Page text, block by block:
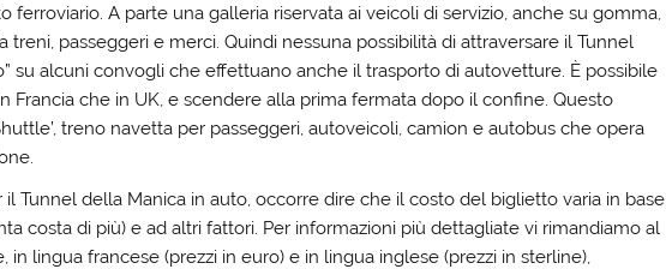
ferroviario. A parte una galleria riservata ai veicoli di servizio, anche su gomma,
passeggeri e merci. Quindi nessuna possibilità di attraversare il Tunnel
su alcuni convogli che effettuano anche il trasporto di autovetture. È possibile
Francia che in UK, e scendere alla prima fermata dopo il confine. Questo
treno navetta per passeggeri, autoveicoli, camion e autobus che opera
il Tunnel della Manica in auto, occorre dire che il costo del biglietto varia in base
costa di più) e ad altri fattori. Per informazioni più dettagliate vi rimandiamo al
lingua francese (prezzi in euro) e in lingua inglese (prezzi in sterline),